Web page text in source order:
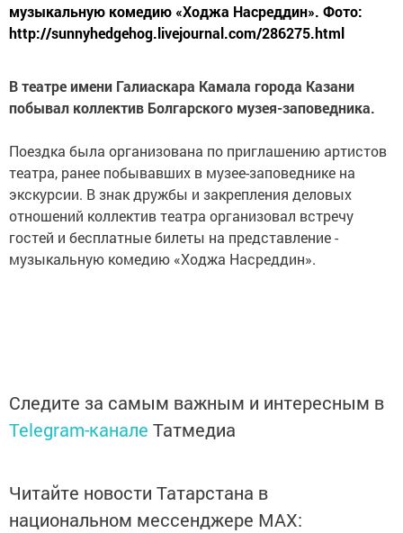
музыкальную комедию «Ходжа Насреддин». Фото:
http://sunnyhedgehog.livejournal.com/286275.html
В театре имени Галиаскара Камала города Казани
побывал коллектив Болгарского музея-заповедника.
Поездка была организована по приглашению артистов
театра, ранее побывавших в музее-заповеднике на
экскурсии. В знак дружбы и закрепления деловых
отношений коллектив театра организовал встречу
гостей и бесплатные билеты на представление -
музыкальную комедию «Ходжа Насреддин».
Следите за самым важным и интересным в
Telegram-канале Татмедиа
Читайте новости Татарстана в
национальном мессенджере MАХ: